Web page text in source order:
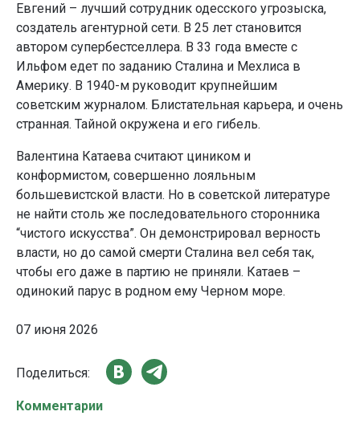
Евгений – лучший сотрудник одесского угрозыска,
создатель агентурной сети. В 25 лет становится
автором супербестселлера. В 33 года вместе с
Ильфом едет по заданию Сталина и Мехлиса в
Америку. В 1940-м руководит крупнейшим
советским журналом. Блистательная карьера, и очень
странная. Тайной окружена и его гибель.
Валентина Катаева считают циником и
конформистом, совершенно лояльным
большевистской власти. Но в советской литературе
не найти столь же последовательного сторонника
“чистого искусства”. Он демонстрировал верность
власти, но до самой смерти Сталина вел себя так,
чтобы его даже в партию не приняли. Катаев –
одинокий парус в родном ему Черном море.
07 июня 2026
Поделиться:
Комментарии